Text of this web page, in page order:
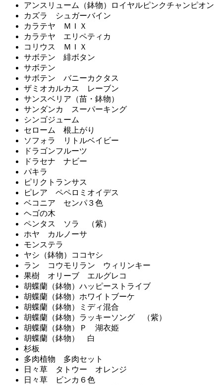
アンスリューム（鉢物）ロイヤルピンクチャンピオン
カズラ シュガーバイン
カラテヤ ＭＩＸ
カラテヤ エリペティカ
コリウス ＭＩＸ
サボテン 緋ボタン
サボテン
サボテン バニーカクタス
ザミオカルカス レーブン
サンスベリア（苗・鉢物）
サンダンカ スーパーキング
シンゴジューム
セローム 根上がり
ソフォラ リトルベイビー
ドラゴンフルーツ
ドラセナ ナビー
パキラ
ピリクトランサス
ピレア ペペロミオイデス
ベコニア センパ３色
ヘゴの木
ペンタス ソラ （紫）
ホヤ カルノーサ
モンステラ
ヤシ（鉢物）ココヤシ
ラン コウモリラン ウィリンキー
果樹 オリーブ エルグレコ
胡蝶蘭（鉢物）ハッピーストライブ
胡蝶蘭（鉢物）ホワイトブーケ
胡蝶蘭（鉢物）ミディ混合
胡蝶蘭（鉢物）ラッキーソング （紫）
胡蝶蘭（鉢物）Ｐ 湖衣姫
胡蝶蘭（鉢物） 白
杉板
多肉植物 多肉セット
日々草 タトウー オレンジ
日々草 ビンカ６色